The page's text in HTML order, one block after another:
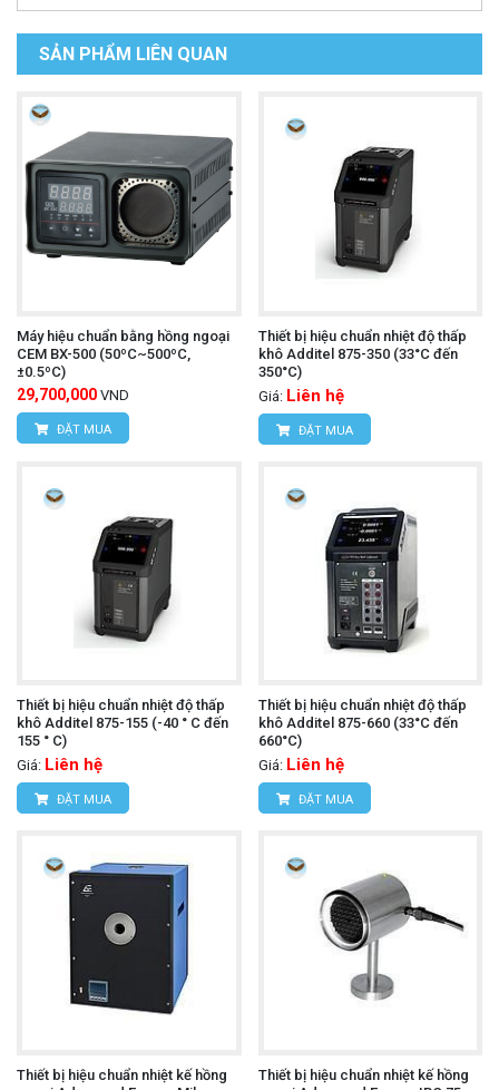
SẢN PHẨM LIÊN QUAN
Máy hiệu chuẩn bằng hồng ngoại
CEM BX-500 (50ºC~500ºC,
±0.5ºC)
29,700,000 VND
ĐẶT MUA
Thiết bị hiệu chuẩn nhiệt độ thấp
khô Additel 875-350 (33°C đến
350°C)
Giá: Liên hệ
ĐẶT MUA
Thiết bị hiệu chuẩn nhiệt độ thấp
khô Additel 875-155 (-40 ° C đến
155 ° C)
Giá: Liên hệ
ĐẶT MUA
Thiết bị hiệu chuẩn nhiệt độ thấp
khô Additel 875-660 (33°C đến
660°C)
Giá: Liên hệ
ĐẶT MUA
Thiết bị hiệu chuẩn nhiệt kế hồng
Thiết bị hiệu chuẩn nhiệt kế hồng